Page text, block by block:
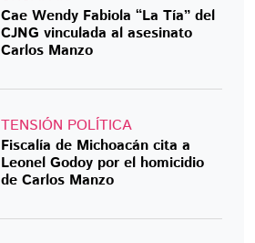
Cae Wendy Fabiola “La Tía” del
CJNG vinculada al asesinato
Carlos Manzo
TENSIÓN POLÍTICA
Fiscalía de Michoacán cita a
Leonel Godoy por el homicidio
de Carlos Manzo